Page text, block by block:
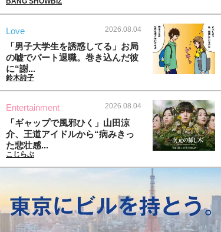
Love 2026.08.04
「男子大学生を誘惑してる」お局
の嘘でパート退職。巻き込んだ彼
に“謝...
鈴木詩子
Entertainment 2026.08.04
「ギャップで風邪ひく」山田涼
介、王道アイドルから“病みきっ
た悲壮感...
こじらぶ